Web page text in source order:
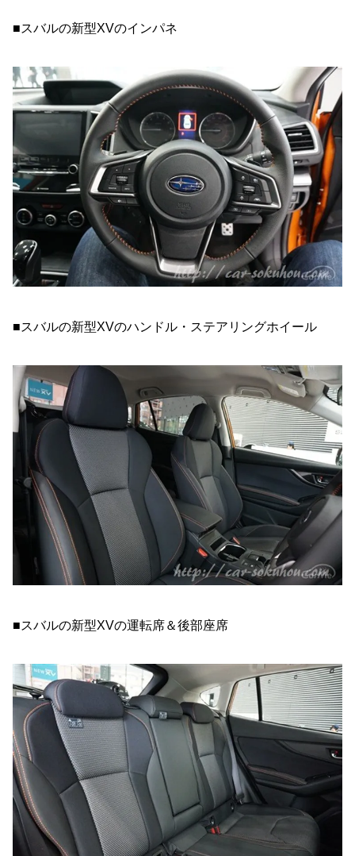
■スバルの新型XVのインパネ
■スバルの新型XVのハンドル・ステアリングホイール
■スバルの新型XVの運転席＆後部座席